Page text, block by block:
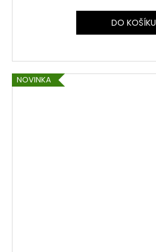
DO KOŠÍKU
NOVINKA